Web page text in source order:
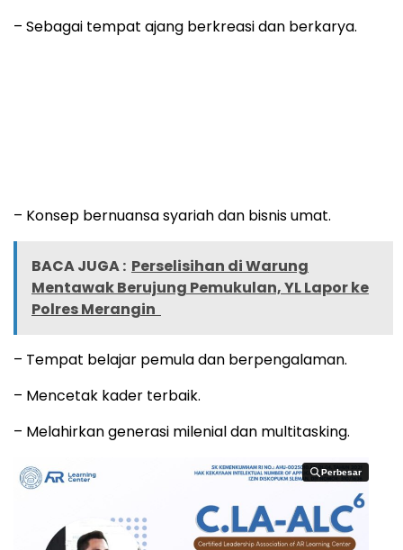
– Sebagai tempat ajang berkreasi dan berkarya.
– Konsep bernuansa syariah dan bisnis umat.
BACA JUGA : Perselisihan di Warung
Mentawak Berujung Pemukulan, YL Lapor ke
Polres Merangin
– Tempat belajar pemula dan berpengalaman.
– Mencetak kader terbaik.
– Melahirkan generasi milenial dan multitasking.
Perbesar
Perbesar